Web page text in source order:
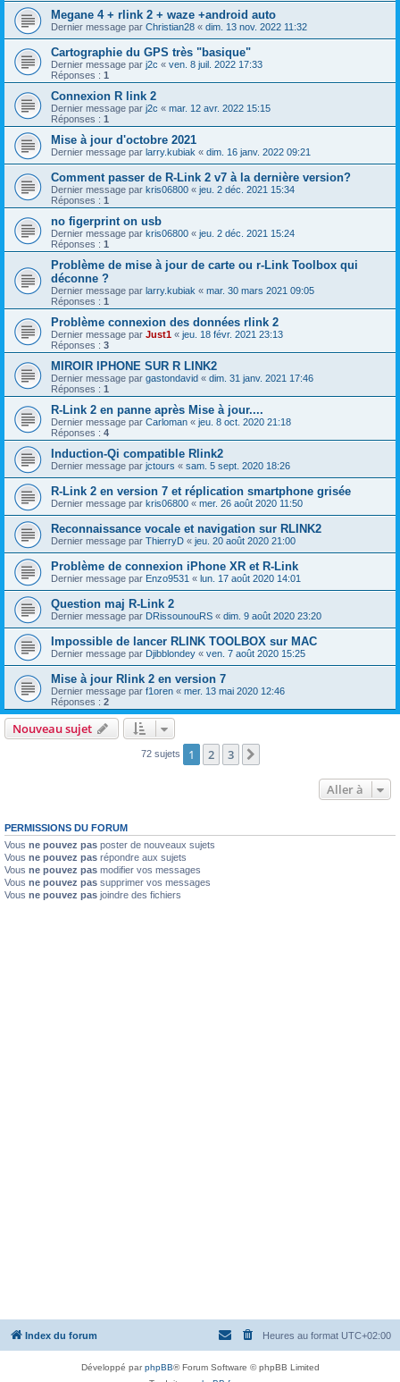
Megane 4 + rlink 2 + waze +android auto
Dernier message par Christian28 « dim. 13 nov. 2022 11:32
Cartographie du GPS très "basique"
Dernier message par j2c « ven. 8 juil. 2022 17:33
Réponses : 1
Connexion R link 2
Dernier message par j2c « mar. 12 avr. 2022 15:15
Réponses : 1
Mise à jour d'octobre 2021
Dernier message par larry.kubiak « dim. 16 janv. 2022 09:21
Comment passer de R-Link 2 v7 à la dernière version?
Dernier message par kris06800 « jeu. 2 déc. 2021 15:34
Réponses : 1
no figerprint on usb
Dernier message par kris06800 « jeu. 2 déc. 2021 15:24
Réponses : 1
Problème de mise à jour de carte ou r-Link Toolbox qui
déconne ?
Dernier message par larry.kubiak « mar. 30 mars 2021 09:05
Réponses : 1
Problème connexion des données rlink 2
Dernier message par Just1 « jeu. 18 févr. 2021 23:13
Réponses : 3
MIROIR IPHONE SUR R LINK2
Dernier message par gastondavid « dim. 31 janv. 2021 17:46
Réponses : 1
R-Link 2 en panne après Mise à jour....
Dernier message par Carloman « jeu. 8 oct. 2020 21:18
Réponses : 4
Induction-Qi compatible Rlink2
Dernier message par jctours « sam. 5 sept. 2020 18:26
R-Link 2 en version 7 et réplication smartphone grisée
Dernier message par kris06800 « mer. 26 août 2020 11:50
Reconnaissance vocale et navigation sur RLINK2
Dernier message par ThierryD « jeu. 20 août 2020 21:00
Problème de connexion iPhone XR et R-Link
Dernier message par Enzo9531 « lun. 17 août 2020 14:01
Question maj R-Link 2
Dernier message par DRissounouRS « dim. 9 août 2020 23:20
Impossible de lancer RLINK TOOLBOX sur MAC
Dernier message par Djibblondey « ven. 7 août 2020 15:25
Mise à jour Rlink 2 en version 7
Dernier message par f1oren « mer. 13 mai 2020 12:46
Réponses : 2
Nouveau sujet
72 sujets 1 2 3
Aller à
PERMISSIONS DU FORUM
Vous ne pouvez pas poster de nouveaux sujets
Vous ne pouvez pas répondre aux sujets
Vous ne pouvez pas modifier vos messages
Vous ne pouvez pas supprimer vos messages
Vous ne pouvez pas joindre des fichiers
Index du forum Heures au format UTC+02:00
Développé parphpBB® Forum Software © phpBB Limited